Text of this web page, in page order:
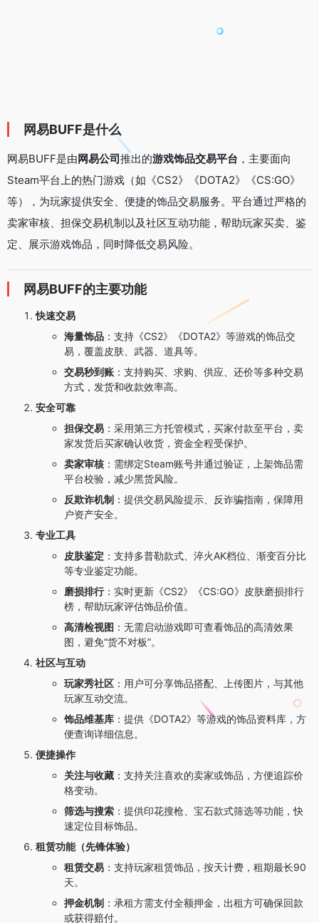
网易BUFF是什么
网易BUFF是由 网易公司推出的游戏饰品交易平台 ，主要面向
Steam平台上的热门游戏（如《CS2》《DOTA2》《CS:GO》
等），为玩家提供安全、便捷的饰品交易服务。平台通过严格的
卖家审核、担保交易机制以及社区互动功能，帮助玩家买卖、鉴
定、展示游戏饰品，同时降低交易风险。
网易BUFF的主要功能
快速交易
海量饰品 ：支持《CS2》《DOTA2》等游戏的饰品交
易，覆盖皮肤、武器、道具等。
交易秒到账 ：支持购买、求购、供应、还价等多种交易
方式，发货和收款效率高。
安全可靠
担保交易 ：采用第三方托管模式，买家付款至平台，卖
家发货后买家确认收货，资金全程受保护。
卖家审核 ：需绑定Steam账号并通过验证，上架饰品需
平台校验，减少黑货风险。
反欺诈机制 ：提供交易风险提示、反诈骗指南，保障用
户资产安全。
专业工具
皮肤鉴定 ：支持多普勒款式、淬火AK档位、渐变百分比
等专业鉴定功能。
磨损排行：实时更新《CS2》《CS:GO》皮肤磨损排行
榜，帮助玩家评估饰品价值。
高清检视图 ：无需启动游戏即可查看饰品的高清效果
图，避免“货不对板”。
社区与互动
玩家秀社区 ：用户可分享饰品搭配、上传图片，与其他
玩家互动交流。
饰品维基库 ：提供《DOTA2》等游戏的饰品资料库，方
便查询详细信息。
便捷操作
关注与收藏 ：支持关注喜欢的卖家或饰品，方便追踪价
格变动。
筛选与搜索 ：提供印花搜枪、宝石款式筛选等功能，快
速定位目标饰品。
租赁功能（先锋体验）
租赁交易 ：支持玩家租赁饰品，按天计费，租期最长90
天。
押金机制 ：承租方需支付全额押金，出租方可确保回款
或获得赔付。